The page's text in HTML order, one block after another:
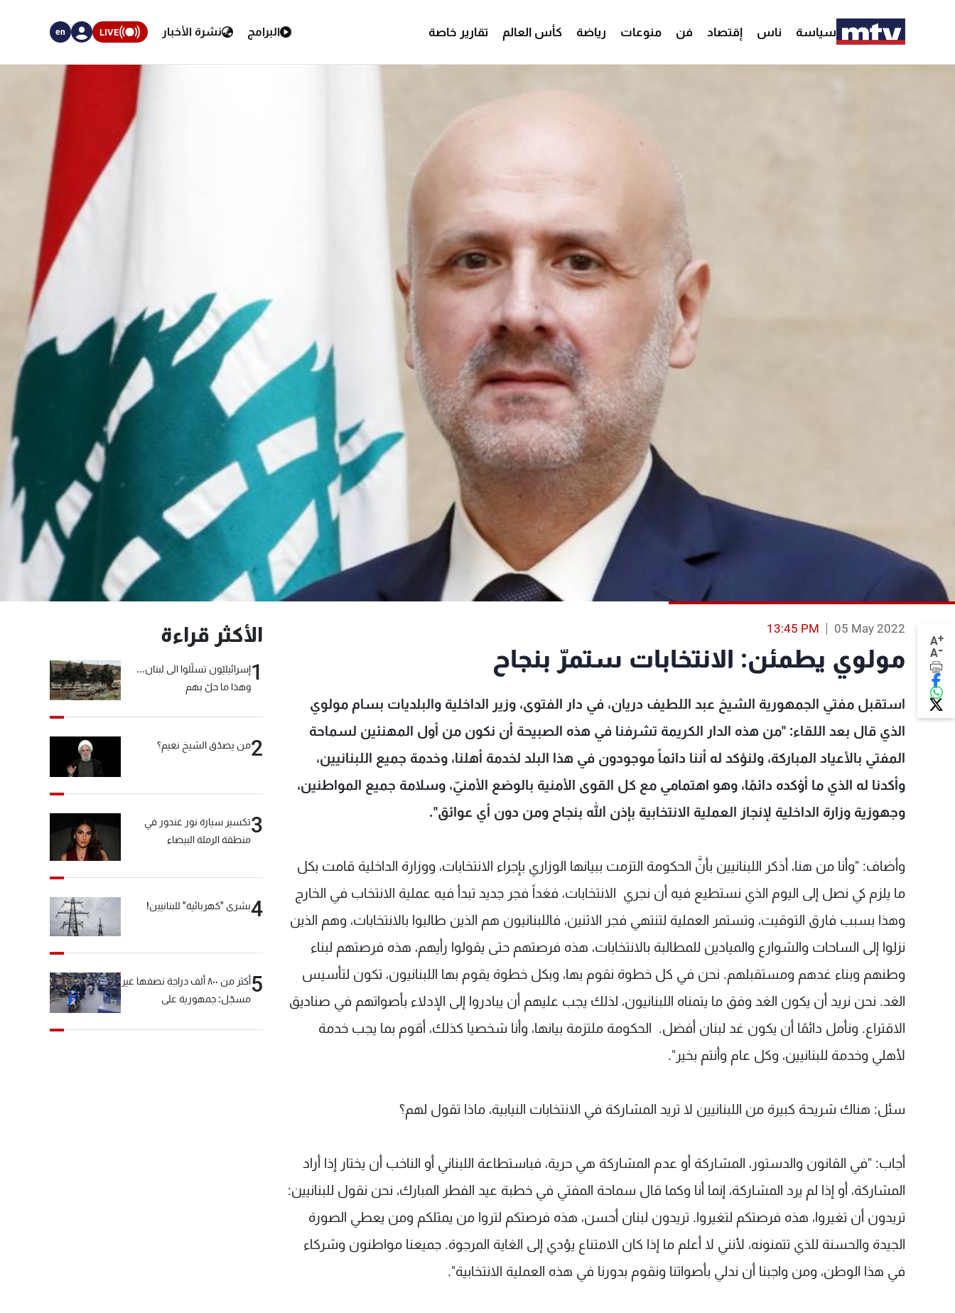
سياسة ناس إقتصاد فن منوعات رياضة كأس العالم تقارير خاصة البرامج نشرة الأخبار LIVE
en
A+
A-
05 May 2022
13:45 PM
مولوي يطمئن: الانتخابات ستمرّ بنجاح
استقبل مفتي الجمهورية الشيخ عبد اللطيف دريان، في دار الفتوى، وزير الداخلية والبلديات بسام مولوي
الذي قال بعد اللقاء: "من هذه الدار الكريمة تشرفنا في هذه الصبيحة أن نكون من أول المهنئين لسماحة
المفتي بالأعياد المباركة، ولنؤكد له أننا دائماً موجودون في هذا البلد لخدمة أهلنا، وخدمة جميع اللبنانيين،
وأكدنا له الذي ما أؤكده دائمًا، وهو اهتمامي مع كل القوى الأمنية بالوضع الأمنيّ، وسلامة جميع المواطنين،
وجهوزية وزارة الداخلية لإنجاز العملية الانتخابية بإذن الله بنجاح ومن دون أي عوائق".
وأضاف: "وأنا من هنا، أذكر اللبنانيين بأنَّ الحكومة التزمت ببيانها الوزاري بإجراء الانتخابات، ووزارة الداخلية قامت بكل
ما يلزم كي نصل إلى اليوم الذي نستطيع فيه أن نجري الانتخابات، فغداً فجر جديد تبدأ فيه عملية الانتخاب في الخارج
وهذا بسبب فارق التوقيت، وتستمر العملية لتنتهي فجر الاثنين، فاللبنانيون هم الذين طالبوا بالانتخابات، وهم الذين
نزلوا إلى الساحات والشوارع والميادين للمطالبة بالانتخابات، هذه فرصتهم حتى يقولوا رأيهم، هذه فرصتهم لبناء
وطنهم وبناء غدهم ومستقبلهم. نحن في كل خطوة نقوم بها، وبكل خطوة يقوم بها اللبنانيون، تكون لتأسيس
الغد. نحن نريد أن يكون الغد وفق ما يتمناه اللبنانيون، لذلك يجب عليهم أن يبادروا إلى الإدلاء بأصواتهم في صناديق
الاقتراع. ونأمل دائمًا أن يكون غد لبنان أفضل. الحكومة ملتزمة بيانها، وأنا شخصيا كذلك، أقوم بما يجب خدمة
لأهلي وخدمة للبنانيين، وكل عام وأنتم بخير".
سئل: هناك شريحة كبيرة من اللبنانيين لا تريد المشاركة في الانتخابات النيابية، ماذا تقول لهم؟
أجاب: "في القانون والدستور، المشاركة أو عدم المشاركة هي حرية، فباستطاعة اللبناني أو الناخب أن يختار إذا أراد
المشاركة، أو إذا لم يرد المشاركة، إنما أنا وكما قال سماحة المفتي في خطبة عيد الفطر المبارك، نحن نقول للبنانيين:
تريدون أن تغيروا، هذه فرصتكم لتغيروا. تريدون لبنان أحسن، هذه فرصتكم لتروا من يمثلكم ومن يعطي الصورة
الجيدة والحسنة للذي تتمنونه، لأنني لا أعلم ما إذا كان الامتناع يؤدي إلى الغاية المرجوة. جميعنا مواطنون وشركاء
في هذا الوطن، ومن واجبنا أن ندلي بأصواتنا ونقوم بدورنا في هذه العملية الانتخابية".
الأكثر قراءة
1إسرائيليّون تسلّلوا الى لبنان...
وهذا ما حلّ بهم
2من يصدّق الشيخ نعيم؟
3تكسير سيارة نور غندور في
منطقة الرملة البيضاء
4بشرى "كهربائية" للبنانيين!
5
أكثر من ٨٠٠ ألف دراجة نصفها غير
مسجّل: جمهورية على